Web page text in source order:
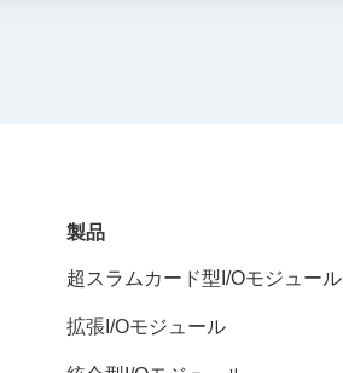
製品
超スラムカード型I/Oモジュール
拡張I/Oモジュール